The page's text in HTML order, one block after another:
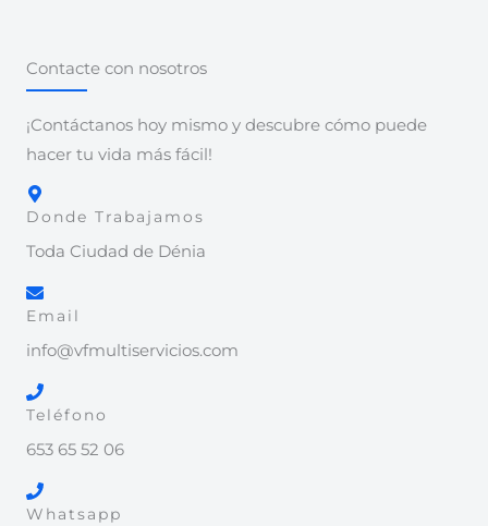
Contacte con nosotros
¡Contáctanos hoy mismo y descubre cómo puede
hacer tu vida más fácil!
Donde Trabajamos
Toda Ciudad de Dénia
Email
info@vfmultiservicios.com
Teléfono
653 65 52 06
Whatsapp